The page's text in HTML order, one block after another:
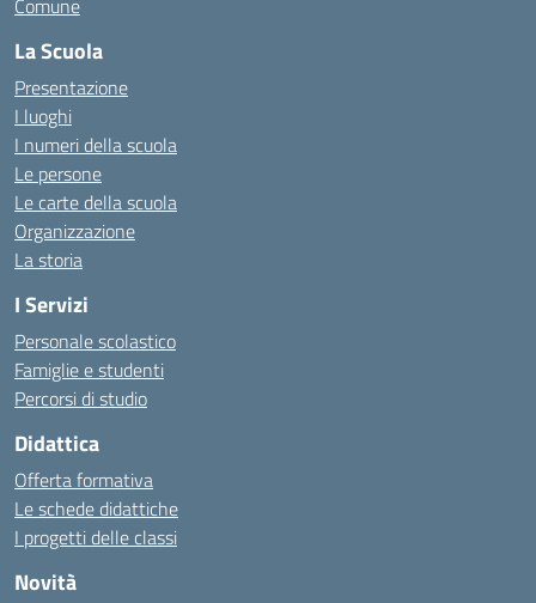
Comune
La Scuola
Presentazione
I luoghi
I numeri della scuola
Le persone
Le carte della scuola
Organizzazione
La storia
I Servizi
Personale scolastico
Famiglie e studenti
Percorsi di studio
Didattica
Offerta formativa
Le schede didattiche
I progetti delle classi
Novità